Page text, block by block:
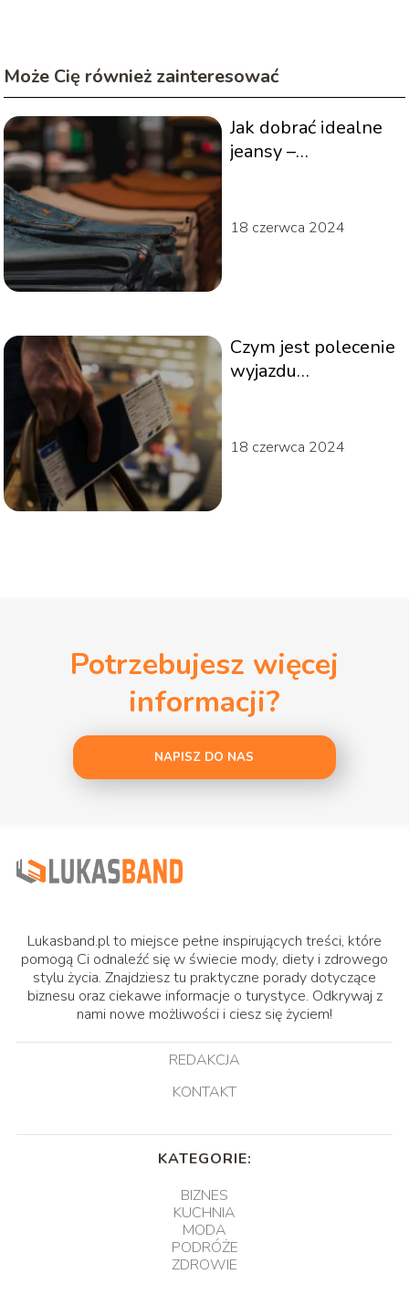
Może Cię również zainteresować
Jak dobrać idealne
jeansy –
sylwetki
18 czerwca 2024
Czym jest polecenie
wyjazdu
18 czerwca 2024
Potrzebujesz więcej
informacji?
NAPISZ DO NAS
Lukasband.pl to miejsce pełne inspirujących treści, które
pomogą Ci odnaleźć się w świecie mody, diety i zdrowego
stylu życia. Znajdziesz tu praktyczne porady dotyczące
biznesu oraz ciekawe informacje o turystyce. Odkrywaj z
nami nowe możliwości i ciesz się życiem!
REDAKCJA
KONTAKT
KATEGORIE:
BIZNES
KUCHNIA
MODA
PODRÓŻE
ZDROWIE